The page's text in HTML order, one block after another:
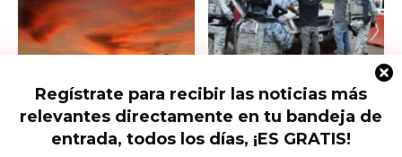
Regístrate para recibir las noticias más
relevantes directamente en tu bandeja de
entrada, todos los días, ¡ES GRATIS!
Trump presiona al Senado para
aprobar el horario de verano
permanente...
Ofrecen 25 millones por el nuevo
líder del CJNG